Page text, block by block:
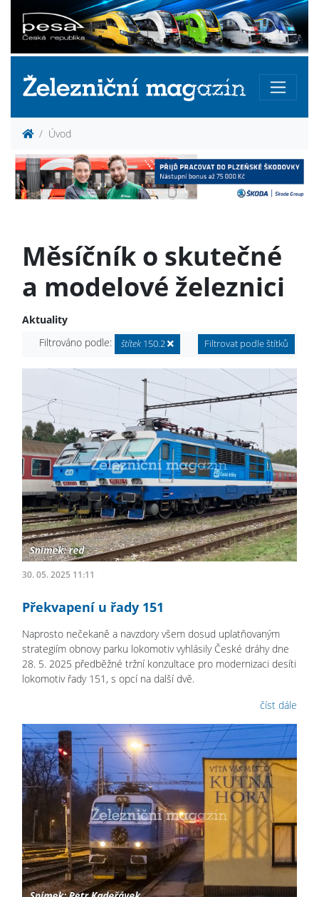
Úvod
Měsíčník o skutečné
a modelové železnici
Aktuality
Filtrováno podle:
štítek 150.2 Filtrovat podle štítků
30. 05. 2025 11:11
Překvapení u řady 151
Naprosto nečekaně a navzdory všem dosud uplatňovaným
strategiím obnovy parku lokomotiv vyhlásily České dráhy dne
28. 5. 2025 předběžné tržní konzultace pro modernizaci desíti
lokomotiv řady 151, s opcí na další dvě.
číst dále